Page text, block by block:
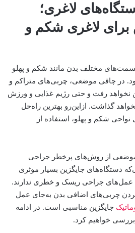
لاغری؛
لاغری شکم و
مختلف بدن مانند شکم و پهلو
در چاقی موضعی، چربی‌های متراکم و
نخواهد رفت و حتی رژیم غذایی و ورزش
گذاشت. ازاین‌رو بهترین راه‌حل
شکم و پهلو، استفاده از
موضعی از روش‌های پرخطر جراحی
دستگاه‌های جایگزین بسیار موثری
عمل‌های جراحی ریسک و خطری ندارند.
کردن چربی‌های اضافی بدن به‌جای عمل
جایگزین مناسبی است. در ادامه
خواهیم کرد.